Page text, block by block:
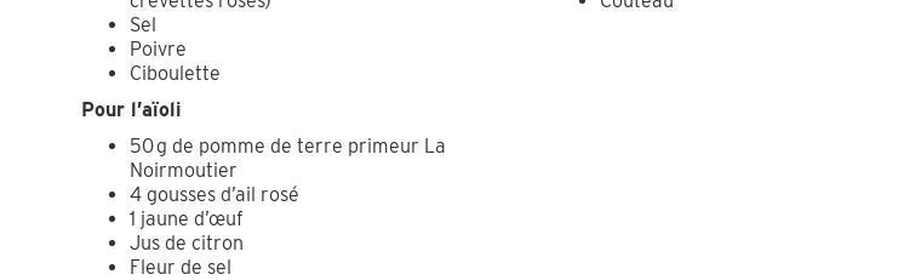
Sel
Poivre
Ciboulette
Pour l’aïoli
50 g de pomme de terre primeur La
Noirmoutier
4 gousses d’ail rosé
1 jaune d’œuf
Jus de citron
Fleur de sel